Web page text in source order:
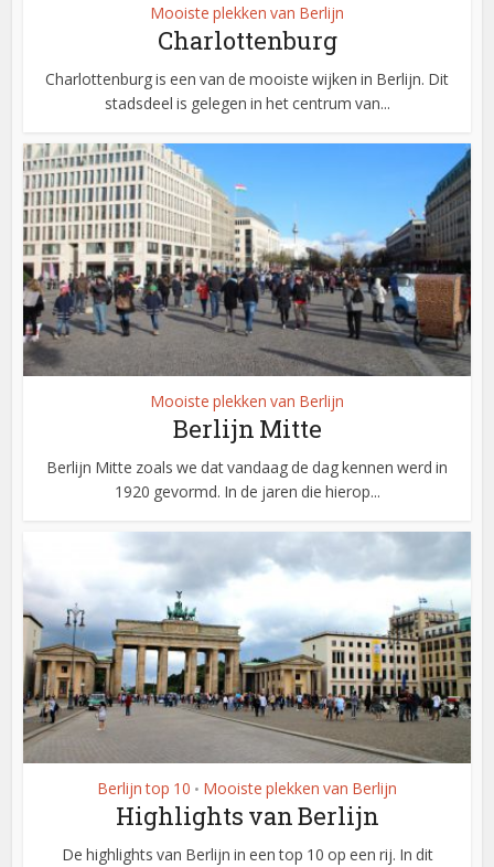
Mooiste plekken van Berlijn
Charlottenburg
Charlottenburg is een van de mooiste wijken in Berlijn. Dit
stadsdeel is gelegen in het centrum van...
Mooiste plekken van Berlijn
Berlijn Mitte
Berlijn Mitte zoals we dat vandaag de dag kennen werd in
1920 gevormd. In de jaren die hierop...
Berlijn top 10 • Mooiste plekken van Berlijn
Highlights van Berlijn
De highlights van Berlijn in een top 10 op een rij. In dit